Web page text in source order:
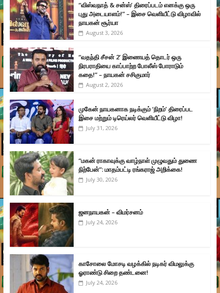
“விஸ்வநாத் & சன்ஸ்’ திரைப்படம் எனக்கு ஒரு
புது அடையாளம்!” – இசை வெளியீட்டு விழாவில்
நாயகன் சூர்யா
August 3, 2026
“வதந்தி சீசன் 2’ இணையத் தொடர் ஒரு
நிரபராதியை காப்பாற்ற போலீஸ் போராடும்
கதை!” – நாயகன் சசிகுமார்
August 2, 2026
முகேன் நாயகனாக நடிக்கும் ‘நிறம்’ திரைப்பட
இசை மற்றும் டிரெய்லர் வெளியீட்டு விழா!
July 31, 2026
“மகன் ராகாவுக்கு வாழ்நாள் முழுவதும் துணை
நிற்பேன்”: மாதம்பட்டி ரங்கராஜ் அறிக்கை!
July 30, 2026
ஜனநாயகன் – விமர்சனம்
July 24, 2026
காசோலை மோசடி வழக்கில் நடிகர் விமலுக்கு
ஓராண்டு சிறை தண்டனை!
July 24, 2026